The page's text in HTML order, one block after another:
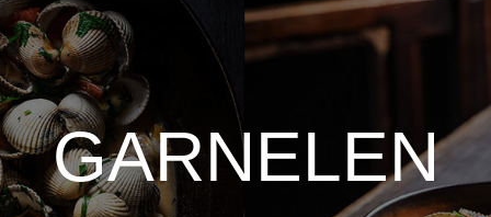
GARNELEN